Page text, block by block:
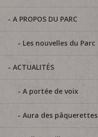
A PROPOS DU PARC
Les nouvelles du Parc
ACTUALITÉS
A portée de voix
Aura des pâquerettes